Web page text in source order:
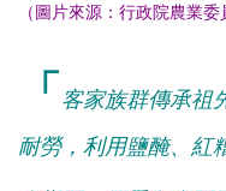
（圖片來源： 行政院農業委
「 客家族群傳承祖
耐勞，利用鹽醃、紅